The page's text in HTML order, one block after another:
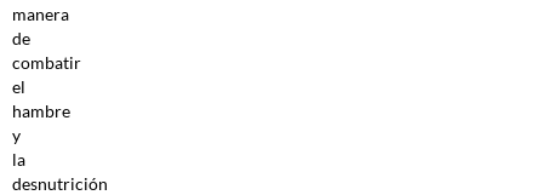
manera
de
combatir
el
hambre
y
la
desnutrición